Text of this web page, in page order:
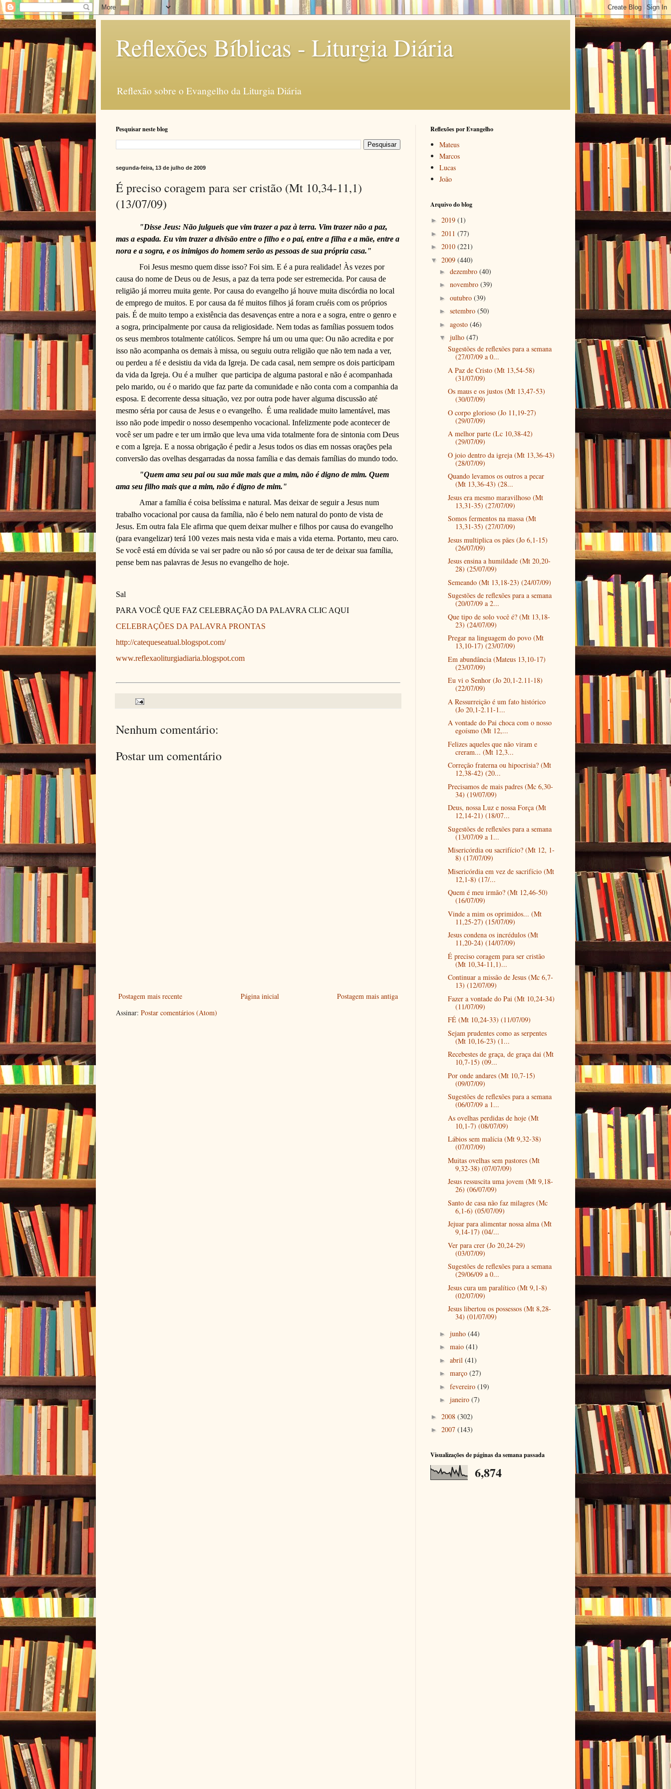
Reflexões Bíblicas - Liturgia Diária
Reflexão sobre o Evangelho da Liturgia Diária
Pesquisar neste blog
segunda-feira, 13 de julho de 2009
É preciso coragem para ser cristão (Mt 10,34-11,1)
(13/07/09)
"Disse Jeus: Não julgueis que vim trazer a paz à terra. Vim trazer não a paz,
mas a espada. Eu vim trazer a divisão entre o filho e o pai, entre a filha e a mãe, entre a
nora e a sogra, e os inimigos do homem serão as pessoas de sua própria casa."
Foi Jesus mesmo quem disse isso? Foi sim. E é a pura realidade! Às vezes por
causa do nome de Deus ou de Jesus, a paz da terra pode ser estremecida. Por causa de
religião já morreu muita gente. Por causa do evangelho já houve muita discórdia no local
de emprego de muitos. E por causa da fé muitos filhos já foram cruéis com os próprios
pais. É de muito tempo a existência das desavenças entre a nora e a sogra, entre o genro e
a sogra, principalmente por causa da religiosidade. Nem todas as famílias possuem todos
os seus membros totalmente católicos. Sempre há um ou uma que: Ou não acredita e por
isso não acompanha os demais à missa, ou seguiu outra religião que não tem nada a ver,
ou perdeu a fé e desistiu da vida da Igreja. De cada casal, nem sempre os dois participam
da vida da Igreja. Ou é a mulher que participa de alguma pastoral e não é acompanhada
pelo marido, ou é o marido que faz parte da comunidade e não conta com a companhia da
esposa. E decorrente dessa situação, vez por outra pode haver alguma discussão até
mesmo séria por causa de Jesus e o evangelho. É uma realidade muito lamentável, mas
isso não pode impedir o nosso desempenho vocacional. Infelizmente pode acontecer de
você ser um padre e ter um irmão que leva uma vida totalmente fora de sintonia com Deus
e com a Igreja. E a nossa obrigação é pedir a Jesus todos os dias em nossas orações pela
conversão das ovelhas desgarradas da nossa família e das demais famílias do mundo todo.
"Quem ama seu pai ou sua mãe mais que a mim, não é digno de mim. Quem
ama seu filho mais que a mim, não é digno de mim."
Amar a família é coisa belíssima e natural. Mas deixar de seguir a Jesus num
trabalho vocacional por causa da família, não é belo nem natural do ponto de vista de
Jesus. Em outra fala Ele afirma que quem deixar mulher e filhos por causa do evangelho
(para evangelizar) terá 100 vezes mais nesta vida e mais a vida eterna. Portanto, meu caro.
Se você está em dúvida se vai ser padre ou não só por causa de ter de deixar sua família,
pense bem nas palavras de Jesus no evangelho de hoje.
Sal
PARA VOCÊ QUE FAZ CELEBRAÇÃO DA PALAVRA CLIC AQUI
CELEBRAÇÕES DA PALAVRA PRONTAS
http://catequeseatual.blogspot.com/
www.reflexaoliturgiadiaria.blogspot.com
Nenhum comentário:
Postar um comentário
Postagem mais recente Postagem mais antiga
Página inicial
Assinar: Postar comentários (Atom)
Reflexões por Evangelho
Mateus
Marcos
Lucas
João
Arquivo do blog
► 2019 (1)
► 2011 (77)
► 2010 (221)
▼ 2009 (440)
► dezembro (40)
► novembro (39)
► outubro (39)
► setembro (50)
► agosto (46)
▼ julho (47)
Sugestões de reflexões para a semana
(27/07/09 a 0...
A Paz de Cristo (Mt 13,54-58)
(31/07/09)
Os maus e os justos (Mt 13,47-53)
(30/07/09)
O corpo glorioso (Jo 11,19-27)
(29/07/09)
A melhor parte (Lc 10,38-42)
(29/07/09)
O joio dentro da igreja (Mt 13,36-43)
(28/07/09)
Quando levamos os outros a pecar
(Mt 13,36-43) (28...
Jesus era mesmo maravilhoso (Mt
13,31-35) (27/07/09)
Somos fermentos na massa (Mt
13,31-35) (27/07/09)
Jesus multiplica os pães (Jo 6,1-15)
(26/07/09)
Jesus ensina a humildade (Mt 20,20-
28) (25/07/09)
Semeando (Mt 13,18-23) (24/07/09)
Sugestões de reflexões para a semana
(20/07/09 a 2...
Que tipo de solo você é? (Mt 13,18-
23) (24/07/09)
Pregar na linguagem do povo (Mt
13,10-17) (23/07/09)
Em abundância (Mateus 13,10-17)
(23/07/09)
Eu vi o Senhor (Jo 20,1-2.11-18)
(22/07/09)
A Ressurreição é um fato histórico
(Jo 20,1-2.11-1...
A vontade do Pai choca com o nosso
egoísmo (Mt 12,...
Felizes aqueles que não viram e
creram... (Mt 12,3...
Correção fraterna ou hipocrisia? (Mt
12,38-42) (20...
Precisamos de mais padres (Mc 6,30-
34) (19/07/09)
Deus, nossa Luz e nossa Força (Mt
12,14-21) (18/07...
Sugestões de reflexões para a semana
(13/07/09 a 1...
Misericórdia ou sacrifício? (Mt 12, 1-
8) (17/07/09)
Misericórdia em vez de sacrifício (Mt
12,1-8) (17/...
Quem é meu irmão? (Mt 12,46-50)
(16/07/09)
Vinde a mim os oprimidos... (Mt
11,25-27) (15/07/09)
Jesus condena os incrédulos (Mt
11,20-24) (14/07/09)
É preciso coragem para ser cristão
(Mt 10,34-11,1)...
Continuar a missão de Jesus (Mc 6,7-
13) (12/07/09)
Fazer a vontade do Pai (Mt 10,24-34)
(11/07/09)
FÉ (Mt 10,24-33) (11/07/09)
Sejam prudentes como as serpentes
(Mt 10,16-23) (1...
Recebestes de graça, de graça dai (Mt
10,7-15) (09...
Por onde andares (Mt 10,7-15)
(09/07/09)
Sugestões de reflexões para a semana
(06/07/09 a 1...
As ovelhas perdidas de hoje (Mt
10,1-7) (08/07/09)
Lábios sem malícia (Mt 9,32-38)
(07/07/09)
Muitas ovelhas sem pastores (Mt
9,32-38) (07/07/09)
Jesus ressuscita uma jovem (Mt 9,18-
26) (06/07/09)
Santo de casa não faz milagres (Mc
6,1-6) (05/07/09)
Jejuar para alimentar nossa alma (Mt
9,14-17) (04/...
Ver para crer (Jo 20,24-29)
(03/07/09)
Sugestões de reflexões para a semana
(29/06/09 a 0...
Jesus cura um paralítico (Mt 9,1-8)
(02/07/09)
Jesus libertou os possessos (Mt 8,28-
34) (01/07/09)
► junho (44)
► maio (41)
► abril (41)
► março (27)
► fevereiro (19)
► janeiro (7)
► 2008 (302)
► 2007 (143)
Visualizações de páginas da semana passada
6,874